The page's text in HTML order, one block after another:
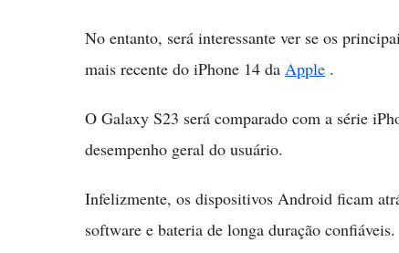
No entanto, será interessante ver se os
mais recente do iPhone 14 da Apple .
O Galaxy S23 será comparado com a série
desempenho geral do usuário.
Infelizmente, os dispositivos Android ficam
software e bateria de longa duração confiáveis.